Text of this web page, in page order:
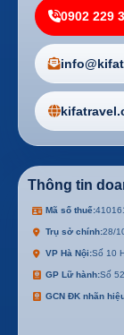
0902 229
Thông tin
Mã số thuế:
Trụ sở chính:28/
VP Hà Nội:Số 10
GP Lữ hành:Số
GCN ĐK nhãn